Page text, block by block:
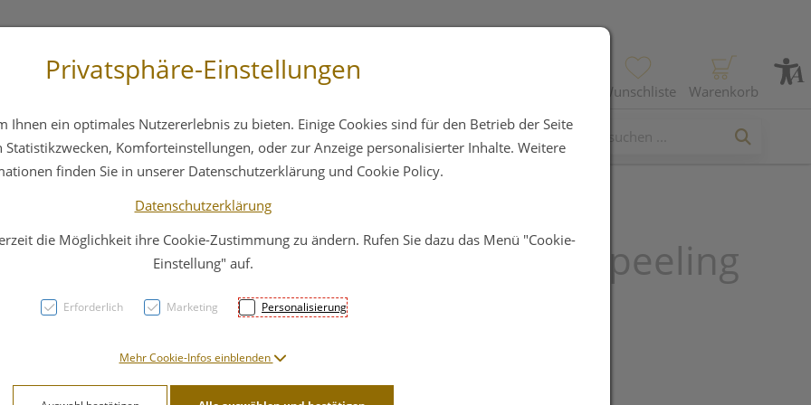
Wunschliste Warenkorb
Hautpflege Familie Nahrungsergänzung
Widmer Gesichtspeeling
PZN: 3120756
Privatsphäre-Einstellungen
Ihnen ein optimales Nutzererlebnis zu bieten. Einige Cookies sind für den Betrieb der Seite
Komforteinstellungen, oder zur Anzeige personalisierter Inhalte. Weitere
finden Sie in unserer Datenschutzerklärung und Cookie Policy.
Datenschutzerklärung
die Möglichkeit ihre Cookie-Zustimmung zu ändern. Rufen Sie dazu das Menü "Cookie-
Einstellung" auf.
Erforderlich Marketing Personalisierung
Mehr Cookie-Infos einblenden